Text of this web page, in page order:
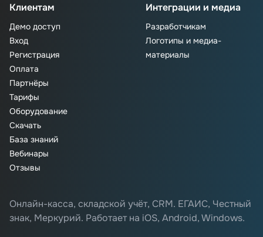
Клиентам
Демо доступ
Вход
Регистрация
Оплата
Партнёры
Тарифы
Оборудование
Скачать
База знаний
Вебинары
Отзывы
Интеграции и медиа
Разработчикам
Логотипы и медиа-
материалы
Онлайн-касса, складской учёт, CRM. ЕГАИС, Честный
знак, Меркурий. Работает на iOS, Android, Windows.